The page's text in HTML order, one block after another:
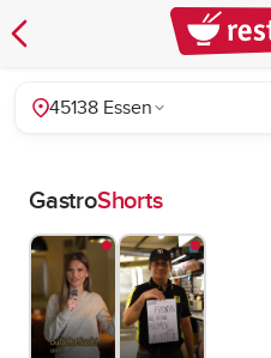
45138 Essen
GastroShorts